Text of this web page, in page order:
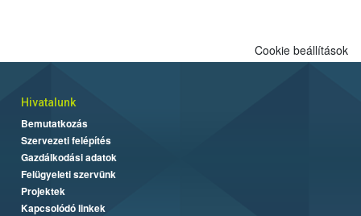
Cookie beállítások
Hivatalunk
Bemutatkozás
Szervezeti felépítés
Gazdálkodási adatok
Felügyeleti szervünk
Projektek
Kapcsolódó linkek